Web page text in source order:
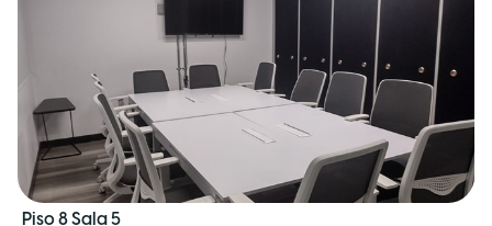
Piso 8 Sala 5